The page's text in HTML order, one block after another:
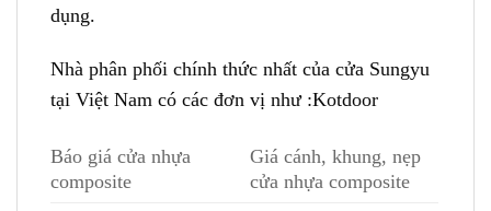
dụng.
Nhà phân phối chính thức nhất của cửa Sungyu
tại Việt Nam có các đơn vị như :Kotdoor
Báo giá cửa nhựa
composite
Giá cánh, khung, nẹp
cửa nhựa composite